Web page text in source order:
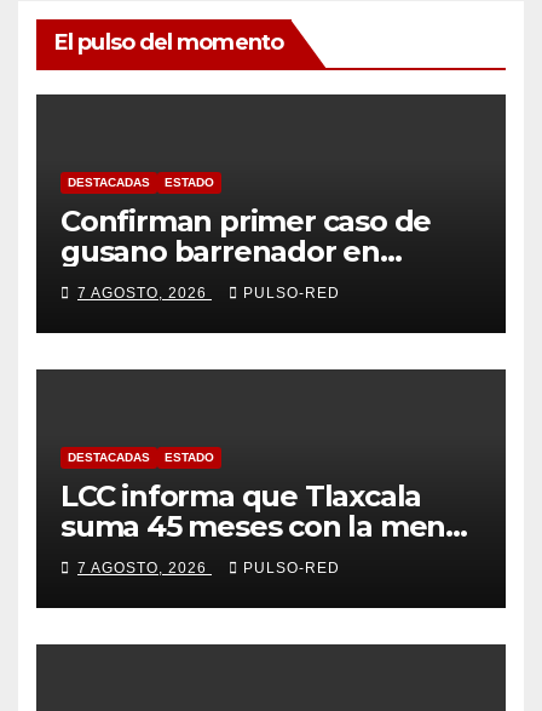
El pulso del momento
DESTACADAS ESTADO
Confirman primer caso de
gusano barrenador en
humano en Tlaxcala
7 AGOSTO, 2026 PULSO-RED
DESTACADAS ESTADO
LCC informa que Tlaxcala
suma 45 meses con la menor
tasa de delitos en el país
7 AGOSTO, 2026 PULSO-RED